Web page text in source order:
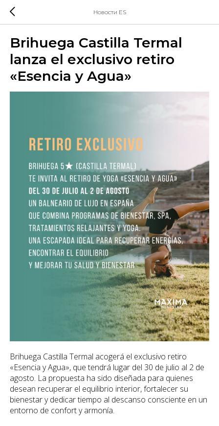
Новости ES
Brihuega Castilla Termal
lanza el exclusivo retiro
«Esencia y Agua»
Brihuega Castilla Termal acogerá el exclusivo retiro
«Esencia y Agua», que tendrá lugar del 30 de julio al 2 de
agosto. La propuesta ha sido diseñada para quienes
desean recuperar el equilibrio interior, fortalecer su
bienestar y dedicar tiempo al descanso consciente en un
entorno de confort y armonía.